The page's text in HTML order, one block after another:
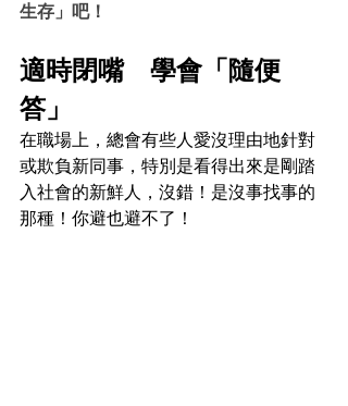
生存」吧！
適時閉嘴　學會「隨便
答」
在職場上，總會有些人愛沒理由地針對
或欺負新同事，特別是看得出來是剛踏
入社會的新鮮人，沒錯！是沒事找事的
那種！你避也避不了！